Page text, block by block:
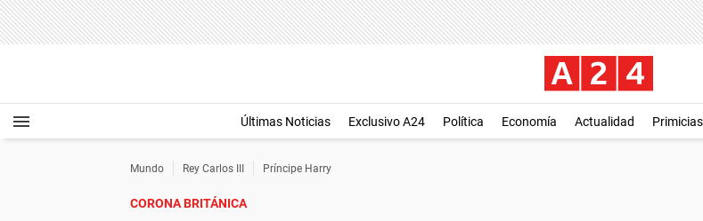
Últimas Noticias Exclusivo A24 Política Economía Actualidad
Mundo Rey Carlos III Príncipe Harry
CORONA BRITÁNICA